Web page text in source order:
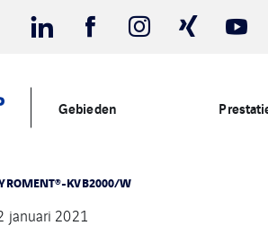
Gebieden
KVB2000/W
januari 2021